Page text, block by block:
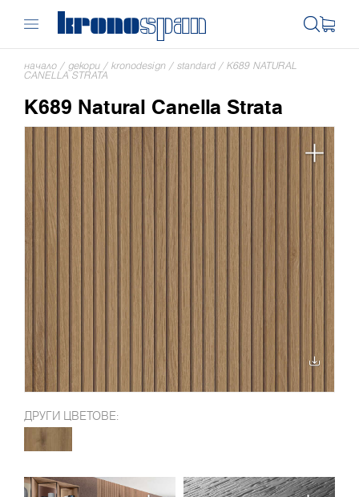
начало / декори / kronodesign / standard / K689 NATURAL
CANELLA STRATA
K689 Natural Canella Strata
ДРУГИ ЦВЕТОВЕ: